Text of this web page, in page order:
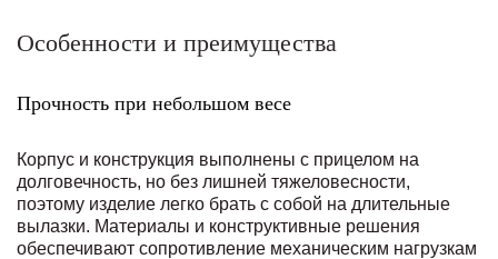
Особенности и преимущества
Прочность при небольшом весе
Корпус и конструкция выполнены с прицелом на
долговечность, но без лишней тяжеловесности,
поэтому изделие легко брать с собой на длительные
вылазки. Материалы и конструктивные решения
обеспечивают сопротивление механическим нагрузкам